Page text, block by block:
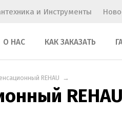
и Инструменты
О НАС КАК ЗАКАЗАТЬ
REHAU →